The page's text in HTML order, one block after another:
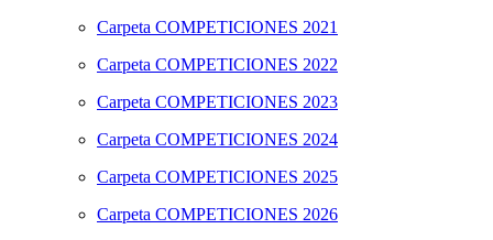
Carpeta COMPETICIONES 2021
Carpeta COMPETICIONES 2022
Carpeta COMPETICIONES 2023
Carpeta COMPETICIONES 2024
Carpeta COMPETICIONES 2025
Carpeta COMPETICIONES 2026